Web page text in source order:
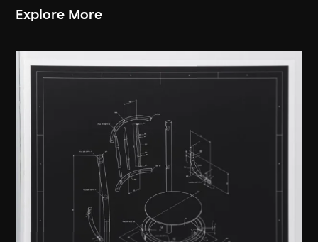
Explore More